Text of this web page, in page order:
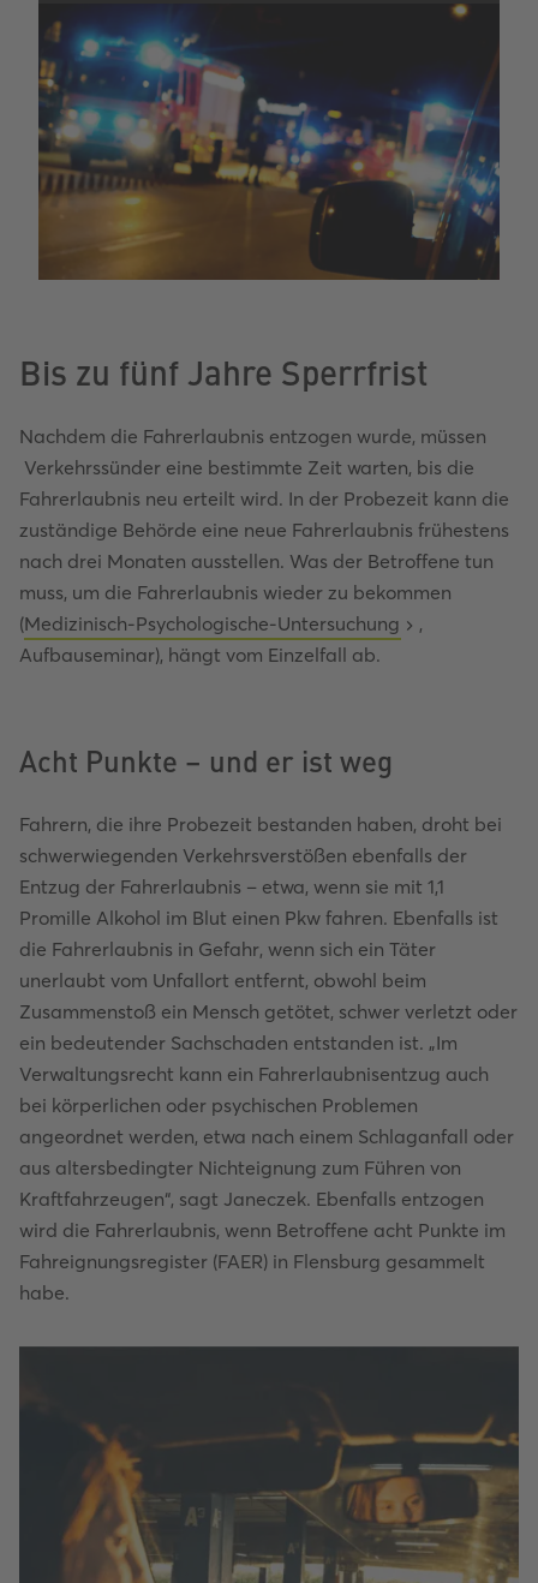
Bis zu fünf Jahre Sperrfrist
Nachdem die Fahrerlaubnis entzogen wurde, müssen
Verkehrssünder eine bestimmte Zeit warten, bis die
Fahrerlaubnis neu erteilt wird. In der Probezeit kann die
zuständige Behörde eine neue Fahrerlaubnis frühestens
nach drei Monaten ausstellen. Was der Betroffene tun
muss, um die Fahrerlaubnis wieder zu bekommen
(Medizinisch-Psychologische-Untersuchung
,
Aufbauseminar), hängt vom Einzelfall ab.
Acht Punkte – und er ist weg
Fahrern, die ihre Probezeit bestanden haben, droht bei
schwerwiegenden Verkehrsverstößen ebenfalls der
Entzug der Fahrerlaubnis – etwa, wenn sie mit 1,1
Promille Alkohol im Blut einen Pkw fahren. Ebenfalls ist
die Fahrerlaubnis in Gefahr, wenn sich ein Täter
unerlaubt vom Unfallort entfernt, obwohl beim
Zusammenstoß ein Mensch getötet, schwer verletzt oder
ein bedeutender Sachschaden entstanden ist. „Im
Verwaltungsrecht kann ein Fahrerlaubnisentzug auch
bei körperlichen oder psychischen Problemen
angeordnet werden, etwa nach einem Schlaganfall oder
aus altersbedingter Nichteignung zum Führen von
Kraftfahrzeugen“, sagt Janeczek. Ebenfalls entzogen
wird die Fahrerlaubnis, wenn Betroffene acht Punkte im
Fahreignungsregister (FAER) in Flensburg gesammelt
habe.